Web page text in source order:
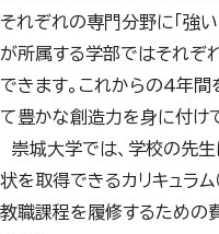
それぞれの専門分野に「強
が所属する学部ではそれぞ
できます。これからの4年間
て豊かな創造力を身に付け
崇城大学では、学校の先
状を取得できるカリキュラム
教職課程を履修するための